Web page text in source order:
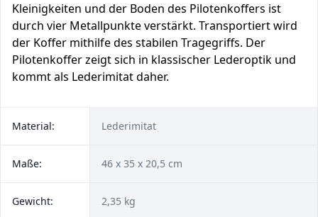
Kleinigkeiten und der Boden des Pilotenkoffers ist
durch vier Metallpunkte verstärkt. Transportiert wird
der Koffer mithilfe des stabilen Tragegriffs. Der
Pilotenkoffer zeigt sich in klassischer Lederoptik und
kommt als Lederimitat daher.
Material: Lederimitat
Maße: 46 x 35 x 20,5 cm
Gewicht: 2,35 kg